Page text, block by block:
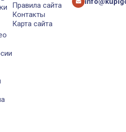
Правила сайта
Контакты
Карта сайта